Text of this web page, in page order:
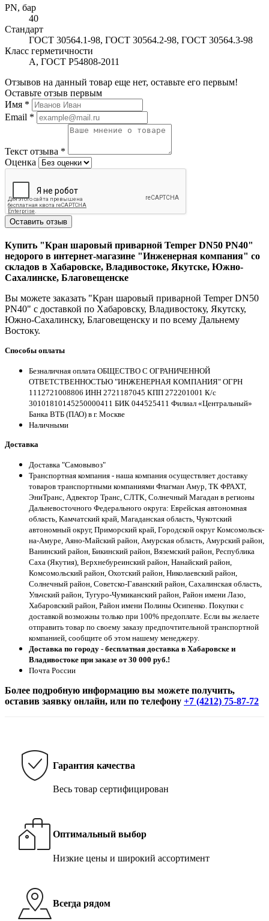
PN, бар
40
Стандарт
ГОСТ 30564.1-98, ГОСТ 30564.2-98, ГОСТ 30564.3-98
Класс герметичности
А, ГОСТ Р54808-2011
Отзывов на данный товар еще нет, оставьте его первым!
Оставьте отзыв первым
Имя *
Email *
Текст отзыва *
Оценка
Оставить отзыв
Купить "Кран шаровый приварной Temper DN50 PN40"
недорого в интернет-магазине "Инженерная компания" со
складов в Хабаровске, Владивостоке, Якутске, Южно-
Сахалинске, Благовещенске
Вы можете заказать "Кран шаровый приварной Temper DN50
PN40" с доставкой по Хабаровску, Владивостоку, Якутску,
Южно-Сахалинску, Благовещенску и по всему Дальнему
Востоку.
Способы оплаты
Безналичная оплата ОБЩЕСТВО С ОГРАНИЧЕННОЙ
ОТВЕТСТВЕННОСТЬЮ "ИНЖЕНЕРНАЯ КОМПАНИЯ" ОГРН
1112721008806 ИНН 2721187045 КПП 272201001 К/с
30101810145250000411 БИК 044525411 Филиал «Центральный»
Банка ВТБ (ПАО) в г. Москве
Наличными
Доставка
Доставка "Самовывоз"
Транспортная компания - наша компания осуществляет доставку
товаров транспортными компаниями Флагман Амур, ТК ФРАХТ,
ЭниТранс, Адвектор Транс, СЛТК, Солнечный Магадан в регионы
Дальневосточного Федерального округа: Еврейская автономная
область, Камчатский край, Магаданская область, Чукотский
автономный округ, Приморский край, Городской округ Комсомольск-
на-Амуре, Аяно-Майский район, Амурская область, Амурский район,
Ванинский район, Бикинский район, Вяземский район, Республика
Саха (Якутия), Верхнебуреинский район, Нанайский район,
Комсомольский район, Охотский район, Николаевский район,
Солнечный район, Советско-Гаванский район, Сахалинская область,
Ульчский район, Тугуро-Чумиканский район, Район имени Лазо,
Хабаровский район, Район имени Полины Осипенко. Покупки с
доставкой возможны только при 100% предоплате. Если вы желаете
отправить товар по своему заказу предпочтительной транспортной
компанией, сообщите об этом нашему менеджеру.
Доставка по городу - бесплатная доставка в Хабаровске и
Владивостоке при заказе от 30 000 руб.!
Почта России
Более подробную информацию вы можете получить,
оставив заявку онлайн, или по телефону +7 (4212) 75-87-72
Гарантия качества
Весь товар сертифицирован
Оптимальный выбор
Низкие цены и широкий ассортимент
Всегда рядом